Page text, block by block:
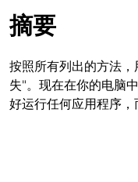
摘要
按照所有列出的方法
失"。现在在你的电脑
好运行任何应用程序